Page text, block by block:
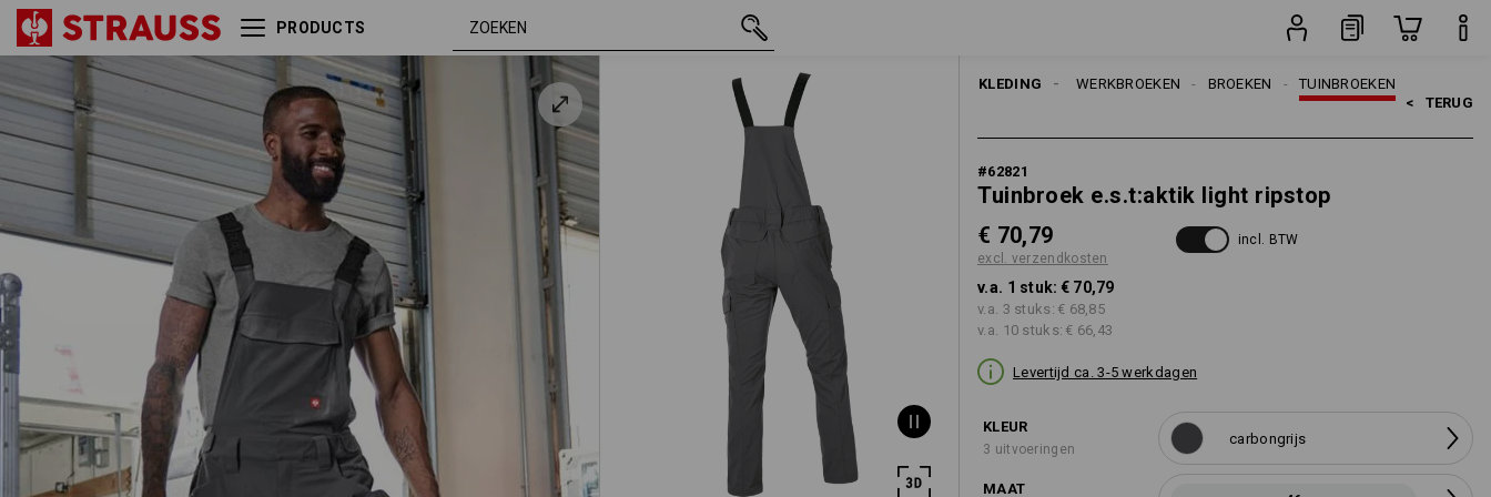
PRODUCTS
KLEDING TUINBROEKEN
BROEKEN
WERKBROEKEN
HEREN
< TERUG
#62821
Tuinbroek e.s.t:aktik light ripstop
€ 70,79
excl. verzendkosten
incl. BTW
v.a. 1 stuk: € 70,79
v.a. 3 stuks: € 68,85
v.a. 10 stuks: € 66,43
Levertijd ca. 3-5 werkdagen
KLEUR
3 uitvoeringen
carbongrijs
MAAT
Tuinbroek e.s.t:aktik light
ripstop
carbongrijs 46